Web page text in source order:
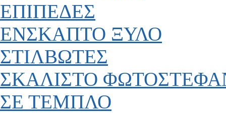
ΕΠΙΠΕΔΕΣ
ΕΝΣΚΑΠΤΟ ΞΥΛΟ
ΣΤΙΛΒΩΤΕΣ
ΣΚΑΛΙΣΤΟ
ΣΕ ΤΕΜΠΛΟ